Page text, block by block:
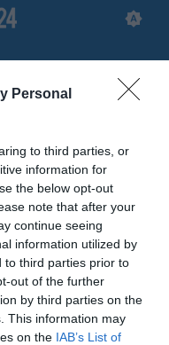
Personal
to third parties, or
information for
the below opt-out
note that after your
continue seeing
information utilized by
to third parties prior to
out of the further
by third parties on the
This information may
on the IAB’s List of
leone,
fratello”:
Lucarelli
propri profili social ha
per l'ex compagno del